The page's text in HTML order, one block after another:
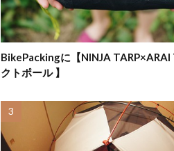
BikePackingに【NINJA
クトポール 】